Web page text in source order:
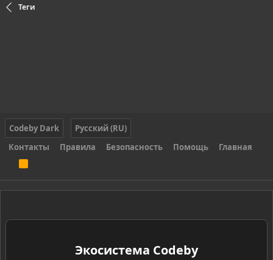
Теги
Codeby Dark
Русский (RU)
Контакты
Правила Безопасность Помощь Главная
S
Экосистема Codeby